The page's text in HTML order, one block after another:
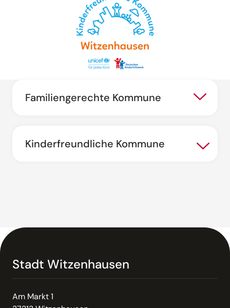
Familiengerechte Kommune
Kinderfreundliche Kommune
Stadt Witzenhausen
Am Markt 1